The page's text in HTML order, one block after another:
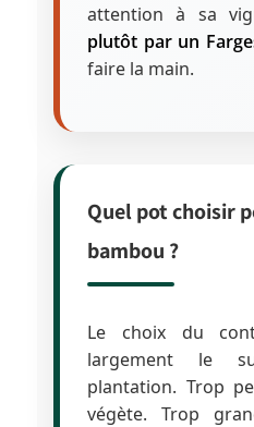
attention à sa
plutôt par un
faire la main.
Quel pot choisir
bambou ?
Le choix du
largement le
plantation. Trop
végète. Trop